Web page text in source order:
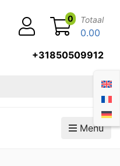
+31850509912
0 Totaal
0.00
Menu